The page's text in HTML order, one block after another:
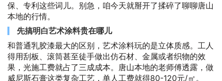
保、专利这些词儿。别急，咱今天就掰开了揉碎了聊聊唐山
本地的行情。
先搞明白艺术涂料贵在哪儿
和普通乳胶漆最大的区别，艺术涂料玩的是立体质感。工人
得用刮板、滚筒甚至徒手做出仿石材、金属或者织物的效
果，光施工费就占了三成成本。唐山本地的老师傅透露，做
威尼斯石膏这类复杂工艺，单人工费就得80-120元/㎡。